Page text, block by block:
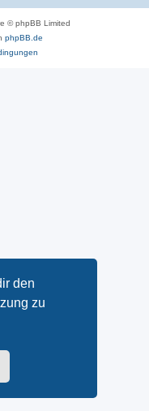
den
zu
© phpBB Limited
phpBB.de